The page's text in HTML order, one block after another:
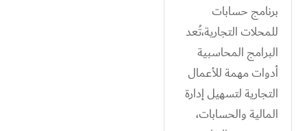
برنامج حسابات
للمحلات التجارية،تُعد
البرامج المحاسبية
أدوات مهمة للأعمال
التجارية لتسهيل إدارة
المالية والحسابات،